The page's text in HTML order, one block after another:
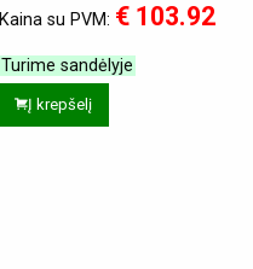
Kaina su PVM: € 103.92
Turime sandėlyje
Į krepšelį